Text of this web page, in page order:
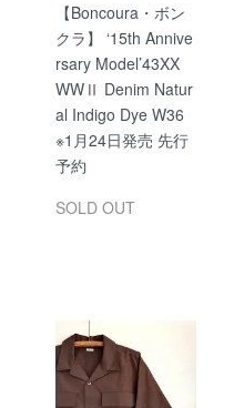
【Boncoura・ボン
クラ】 ‘15th Annive
rsary Model’43XX
WWⅡ Denim Natur
al Indigo Dye W36
※1月24日発売 先行
予約
SOLD OUT